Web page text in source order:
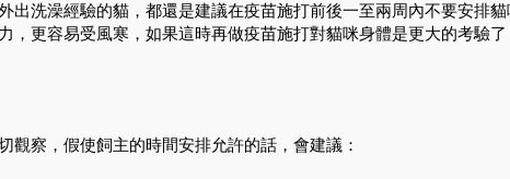
洗澡經驗的貓，都還是建議在疫苗施打前後一至兩周內不要安排
更容易受風寒，如果這時再做疫苗施打對貓咪身體是更大的考驗了
察，假使飼主的時間安排允許的話，會建議：